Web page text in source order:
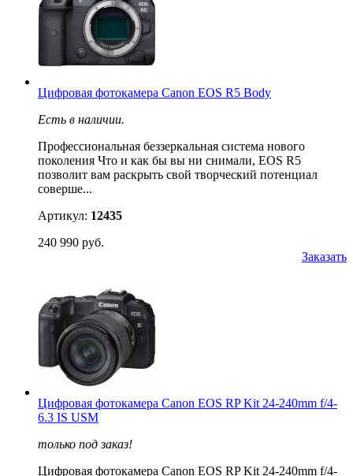
Цифровая фотокамера Canon EOS R5 Body
Есть в наличии.
Профессиональная беззеркальная система нового
поколения Что и как бы вы ни снимали, EOS R5
позволит вам раскрыть свой творческий потенциал
соверше...
Артикул: 12435
240 990 руб.
Заказать
Цифровая фотокамера Canon EOS RP Kit 24-240mm f/4-
6.3 IS USM
только под заказ!
Цифровая фотокамера Canon EOS RP Kit 24-240mm f/4-